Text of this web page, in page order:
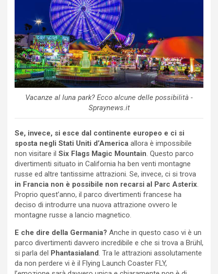
Vacanze al luna park? Ecco alcune delle possibilità -
Spraynews.it
Se, invece, si esce dal continente europeo e ci si
sposta negli Stati Uniti d’America allora è impossibile
non visitare il Six Flags Magic Mountain. Questo parco
divertimenti situato in California ha ben venti montagne
russe ed altre tantissime attrazioni. Se, invece, ci si trova
in Francia non è possibile non recarsi al Parc Asterix.
Proprio quest’anno, il parco divertimenti francese ha
deciso di introdurre una nuova attrazione ovvero le
montagne russe a lancio magnetico.
E che dire della Germania? Anche in questo caso vi è un
parco divertimenti davvero incredibile e che si trova a Brühl,
si parla del Phantasialand. Tra le attrazioni assolutamente
da non perdere vi è il Flying Launch Coaster FLY,